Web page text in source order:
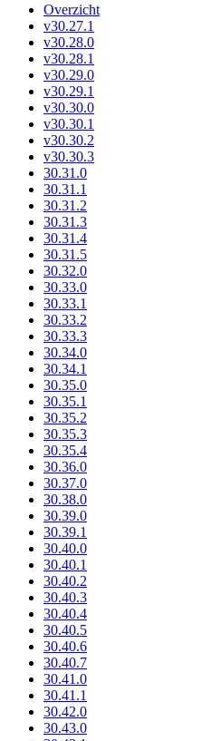
Overzicht
v30.27.1
v30.28.0
v30.28.1
v30.29.0
v30.29.1
v30.30.0
v30.30.1
v30.30.2
v30.30.3
30.31.0
30.31.1
30.31.2
30.31.3
30.31.4
30.31.5
30.32.0
30.33.0
30.33.1
30.33.2
30.33.3
30.34.0
30.34.1
30.35.0
30.35.1
30.35.2
30.35.3
30.35.4
30.36.0
30.37.0
30.38.0
30.39.0
30.39.1
30.40.0
30.40.1
30.40.2
30.40.3
30.40.4
30.40.5
30.40.6
30.40.7
30.41.0
30.41.1
30.42.0
30.43.0